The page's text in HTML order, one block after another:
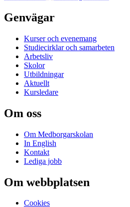
Genvägar
Kurser och evenemang
Studiecirklar och samarbeten
Arbetsliv
Skolor
Utbildningar
Aktuellt
Kursledare
Om oss
Om Medborgarskolan
In English
Kontakt
Lediga jobb
Om webbplatsen
Cookies